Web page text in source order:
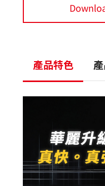
產品特色